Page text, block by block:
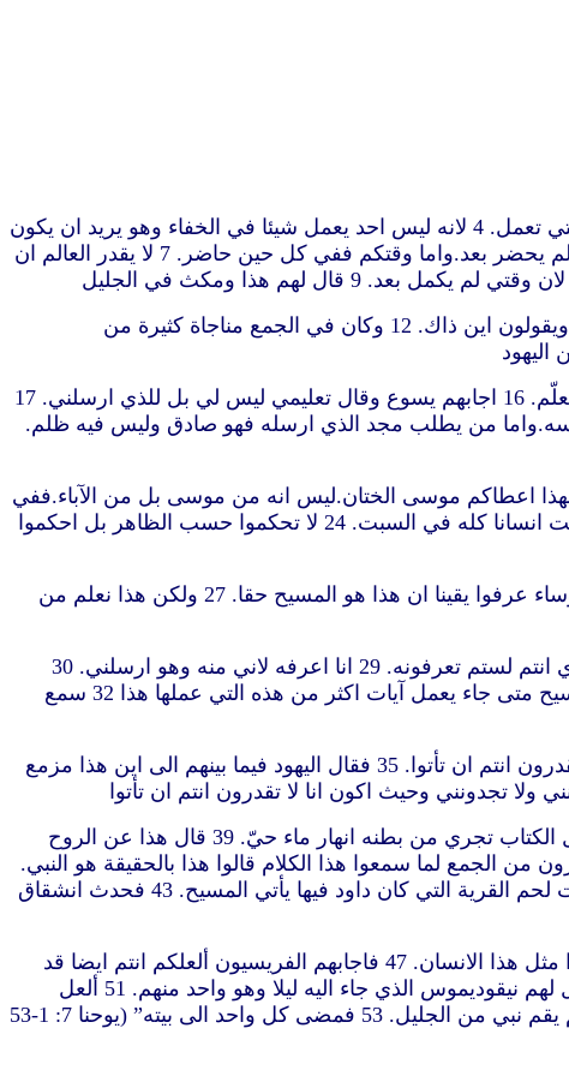
2 وكان عيد اليهود عيد المظال قريبا. 3 فقال له اخوته انتقل من هنا واذهب الى اليهودية لكي يرى تلاميذك ايضا اعمالك التي تعمل. 4 لانه ليس احد يعمل شيئا في الخفاء وهو يريد ان يكون
علانية.ان كنت تعمل هذه الاشياء فاظهر نفسك للعالم. 5 لان اخوته ايضا لم يكونوا يؤمنون به. 6 فقال لهم يسوع ان وقتي لم يحضر بعد.واما وقتكم ففي كل حين حاضر. 7 لا يقدر العالم ان
10 ولما كان اخوته قد صعدوا حينئذ صعد هو ايضا الى العيد لا ظاهرا بل كانه في الخفاء. 11 فكان اليهود يطلبونه في العيد ويقولون اين ذاك. 12 وكان في الجمع مناجاة كثيرة من
14 ولما كان العيد قد انتصف صعد يسوع الى الهيكل وكان يعلّم. 15 فتعجب اليهود قائلين كيف هذا يعرف الكتب وهو لم يتعلّم. 16 اجابهم يسوع وقال تعليمي ليس لي بل للذي ارسلني. 17
انا من نفسي. 18 من يتكلم من نفسه يطلب مجد نفسه.واما من يطلب مجد الذي ارسله فهو صادق وليس فيه ظلم.
اجاب الجمع وقالوا بك شيطان.من يطلب ان يقتلك. 21 اجاب يسوع وقال لهم عملا واحدا عملت فتتعجبون جميعا. 22 لهذا اعطاكم موسى الختان.ليس انه من موسى بل من الآباء.ففي
السبت تختنون الانسان. 23 فان كان الانسان يقبل الختان في السبت لئلا ينقض ناموس موسى أفتسخطون عليّ لاني شفيت انسانا كله في السبت. 24 لا تحكموا حسب الظاهر بل احكموا
25 فقال قوم من اهل اورشليم أليس هذا هو الذي يطلبون ان يقتلوه. 26 وها هو يتكلم جهارا ولا يقولون له شيئا.ألعل الرؤساء عرفوا يقينا ان هذا هو المسيح حقا. 27 ولكن هذا نعلم من
28 فنادى يسوع وهو يعلّم في الهيكل قائلا تعرفونني وتعرفون من اين انا ومن نفسي لم آت بل الذي ارسلني هو حق الذي انتم لستم تعرفونه. 29 انا اعرفه لاني منه وهو ارسلني. 30
فطلبوا ان يمسكوه.ولم يلق احد يدا عليه لان ساعته لم تكن قد جاءت بعد. 31 فآمن به كثيرون من الجمع وقالوا ألعل المسيح متى جاء يعمل آيات اكثر من هذه التي عملها هذا 32 سمع
33 فقال لهم يسوع انا معكم زمانا يسيرا بعد ثم امضي الى الذي ارسلني. 34 ستطلبونني ولا تجدونني وحيث اكون انا لا تقدرون انتم ان تأتوا. 35 فقال اليهود فيما بينهم الى اين هذا مزمع
37 وفي اليوم الاخير العظيم من العيد وقف يسوع ونادى قائلا ان عطش احد فليقبل اليّ ويشرب. 38 من آمن بي كما قال الكتاب تجري من بطنه انهار ماء حيّ. 39 قال هذا عن الروح
به مزمعين ان يقبلوه.لان الروح القدس لم يكن قد أعطي بعد.لان يسوع لم يكن قد مجّد بعد. 40 فكثيرون من الجمع لما سمعوا هذا الكلام قالوا هذا بالحقيقة هو النبي.
41 آخرون قالوا هذا هو المسيح.وآخرون قالوا ألعل المسيح من الجليل يأتي. 42 ألم يقل الكتاب انه من نسل داود ومن بيت لحم القرية التي كان داود فيها يأتي المسيح. 43 فحدث انشقاق
45 فجاء الخدام الى رؤساء الكهنة والفريسيين.فقال هؤلاء لهم لماذا لم تأتوا به. 46 اجاب الخدام لم يتكلم قط انسان هكذا مثل هذا الانسان. 47 فاجابهم الفريسيون ألعلكم انتم ايضا قد
ضللتم. 48 ألعل احدا من الرؤساء او من الفريسيين آمن به. 49 ولكن هذا الشعب الذي لا يفهم الناموس هو ملعون. 50 قال لهم نيقوديموس الذي جاء اليه ليلا وهو واحد منهم. 51 ألعل
1-53